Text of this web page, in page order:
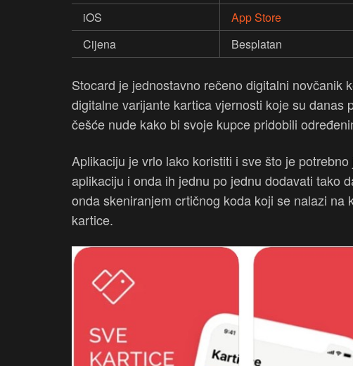
iOS
App Store
Cijena
Besplatan
Stocard je jednostavno rečeno digitalni novčanik
digitalne varijante kartica vjernosti koje su danas
češće nude kako bi svoje kupce pridobili
Aplikaciju je vrlo lako koristiti i sve što je
aplikaciju i onda ih jednu po jednu dodavati tako
onda skeniranjem crtičnog koda koji se nalazi
kartice.